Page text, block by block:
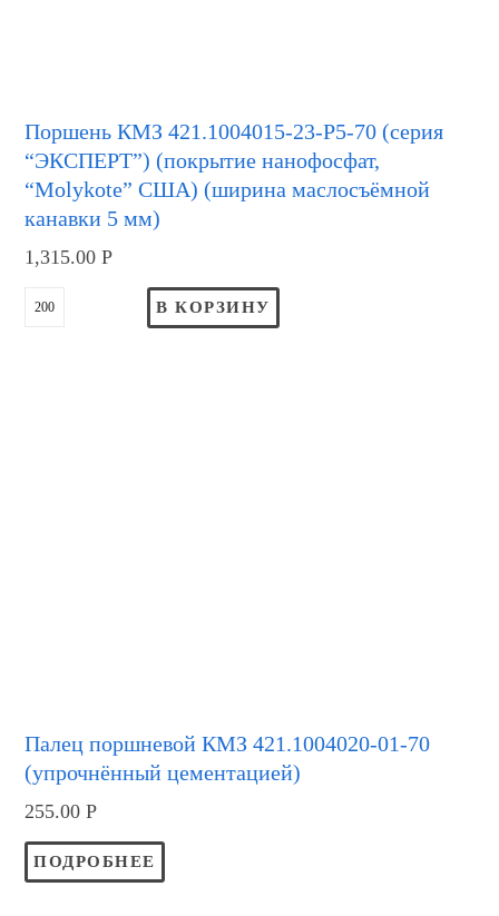
Поршень КМЗ 421.1004015-23-Р5-70 (серия
“ЭКСПЕРТ”) (покрытие нанофосфат,
“Molykote” США) (ширина маслосъёмной
канавки 5 мм)
1,315.00Р
В КОРЗИНУ
Палец поршневой КМЗ 421.1004020-01-70
(упрочнённый цементацией)
255.00Р
ПОДРОБНЕЕ